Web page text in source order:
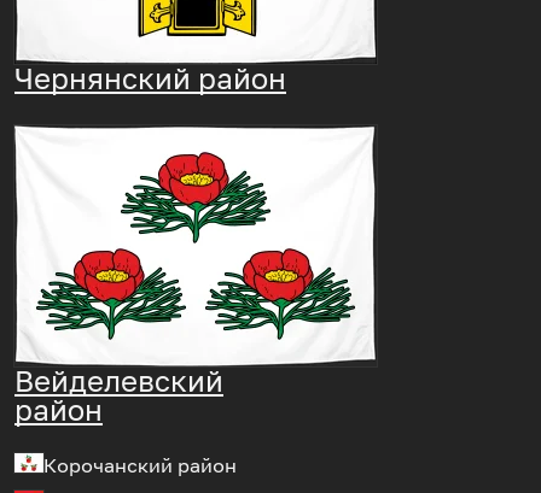
Чернянский район
Вейделевский
район
Корочанский район